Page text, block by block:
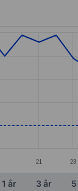
from
21 23
1 år 3 år